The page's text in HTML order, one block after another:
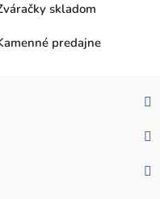
skladom
predajne